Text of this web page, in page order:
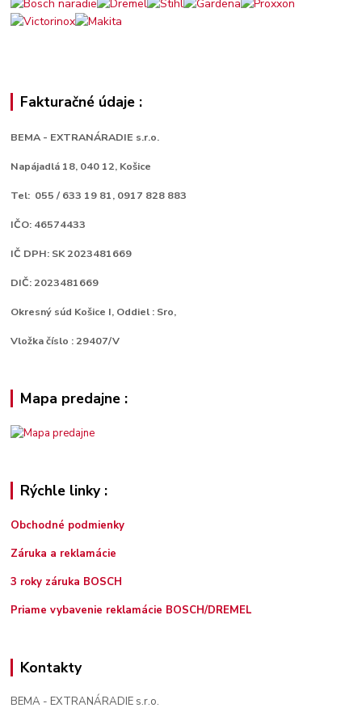
Fakturačné údaje :
BEMA - EXTRANÁRADIE s.r.o.
Napájadlá 18, 040 12, Košice
Tel: 055 / 633 19 81, 0917 828 883
IČO: 46574433
IČ DPH: SK 2023481669
DIČ: 2023481669
Okresný súd Košice I, Oddiel : Sro,
Vložka číslo : 29407/V
Mapa predajne :
Rýchle linky :
Obchodné podmienky
Záruka a reklamácie
3 roky záruka BOSCH
Priame vybavenie reklamácie BOSCH/DREMEL
Kontakty
BEMA - EXTRANÁRADIE s.r.o.